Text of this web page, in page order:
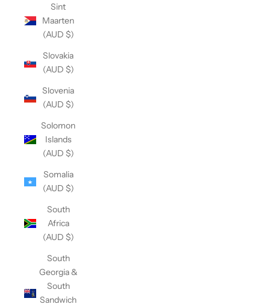
Sint
Maarten
(AUD $)
Slovakia
(AUD $)
Slovenia
(AUD $)
Solomon
Islands
(AUD $)
Somalia
(AUD $)
South
Africa
(AUD $)
South
Georgia &
South
Sandwich